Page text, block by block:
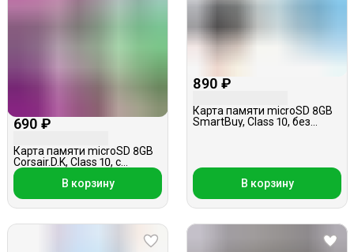
690 ₽
Карта памяти microSD 8GB
Corsair.D.K, Class 10, с
адаптером
В корзину
890 ₽
Карта памяти microSD 8GB
SmartBuy, Class 10, без
В корзину